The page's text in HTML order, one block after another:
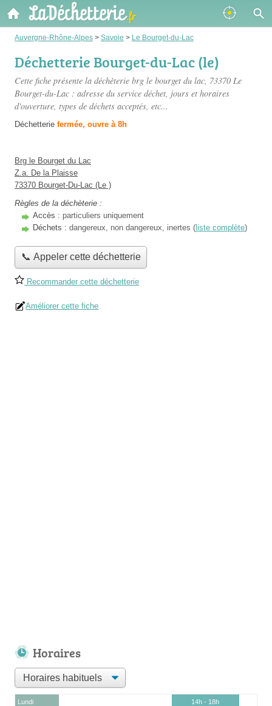
Auvergne-Rhône-Alpes > Savoie > Le Bourget-du-Lac
Déchetterie Bourget-du-Lac (le)
Cette fiche présente la déchèterie brg le bourget du lac, 73370 Le
Bourget-du-Lac : adresse du service déchet, jours et horaires
d'ouverture, types de déchets acceptés, etc...
Déchetterie fermée, ouvre à 8h
Brg le Bourget du Lac
Z.a. De la Plaisse
73370 Bourget-Du-Lac (Le )
Règles de la déchèterie :
Accès : particuliers uniquement
Déchets : dangereux, non dangereux, inertes ( liste complète)
📞 Appeler cette déchetterie
Recommander cette déchetterie
Améliorer cette fiche
Horaires
Lundi
14h - 18h